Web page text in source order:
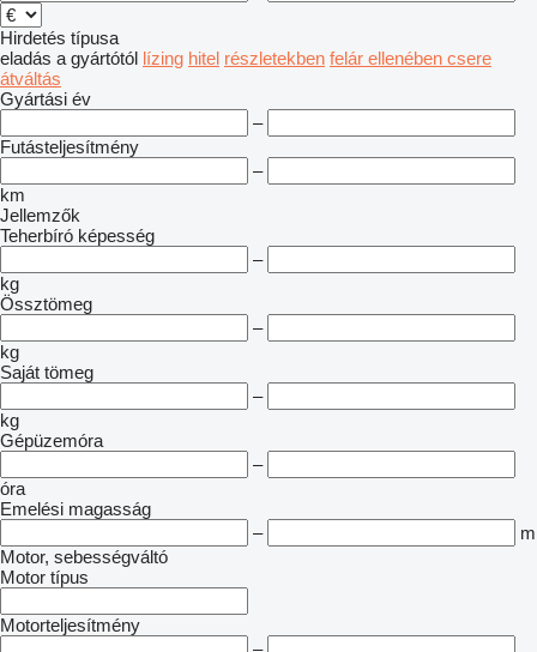
Hirdetés típusa
eladás a gyártótól lízing hitel részletekben felár ellenében csere
átváltás
Gyártási év
–
Futásteljesítmény
–
km
Jellemzők
Teherbíró képesség
–
kg
Össztömeg
–
kg
Saját tömeg
–
kg
Gépüzemóra
–
óra
Emelési magasság
–
m
Motor, sebességváltó
Motor típus
Motorteljesítmény